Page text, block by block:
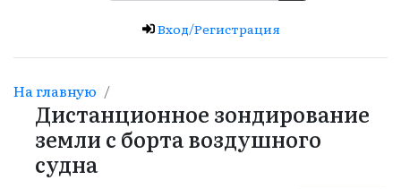
Вход/Регистрация
На главную
Дистанционное зондирование
земли с борта воздушного
судна